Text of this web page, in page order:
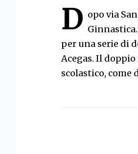
D opo via
per una serie di
Acegas. Il
scolastico, come